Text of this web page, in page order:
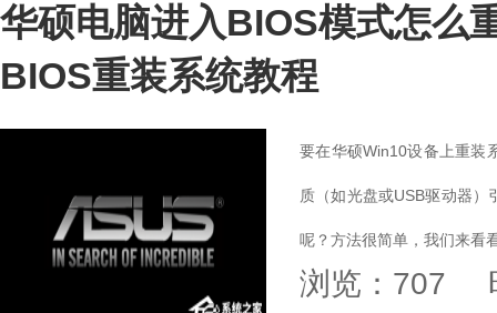
华硕电脑进入BIOS模式怎么
BIOS重装系统教程
要在华硕Win10设备上重装
质（如光盘或USB驱动器
呢？方法很简单，我们来看
浏览：707